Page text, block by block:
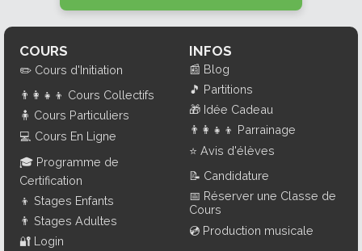
COURS
✏️ Cours d'Initiation
👨‍👩‍👧‍👦 Cours Collectifs
🧍 Cours Particuliers
💻 Cours En Ligne
🎓 Programme de
Certification
👦 Stages Enfants
👨 Stages Adultes
🔐 Login
INFOS
📰 Blog
🎵 Partitions
🎁 Idée Cadeau
👨‍👩‍👧‍👦 Parrainage
⭐ Avis d'élèves
📝 Candidature
📅 Réserver une Classe de
Cours
💿 Production musicale